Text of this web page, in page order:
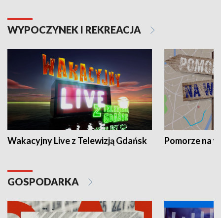
WYPOCZYNEK I REKREACJA
Wakacyjny Live z Telewizją Gdańsk Pomorze na
GOSPODARKA